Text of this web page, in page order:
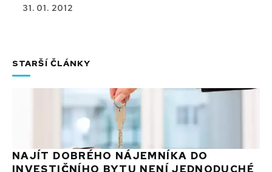
31. 01. 2012
STARŠÍ ČLÁNKY
NAJÍT DOBRÉHO NÁJEMNÍKA DO
INVESTIČNÍHO BYTU NENÍ JEDNODUCHÉ